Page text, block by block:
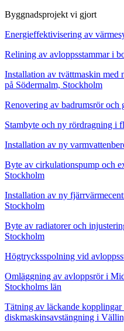
Byggnadsprojekt vi gjort
Energieffektivisering av
Relining av avloppsstammar i
Installation av tvättmaskin med
på Södermalm, Stockholm
Renovering av badrumsrör och
Stambyte och ny rördragning i
Installation av ny
Byte av cirkulationspump och
Stockholm
Installation av ny
Stockholm
Byte av radiatorer och
Stockholm
Högtrycksspolning vid
Omläggning av avloppsrör i
Stockholms län
Tätning av läckande
diskmaskinsavstängning i